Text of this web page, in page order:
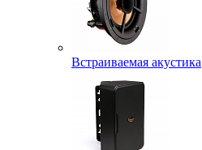
Встраиваемая акустика